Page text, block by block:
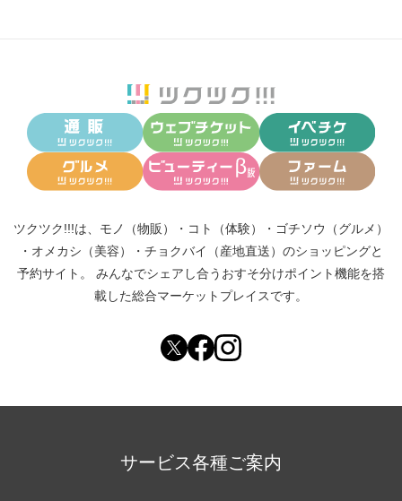
ツクツク!!!は、 モノ（物販） ・ コト（体験） ・ ゴチソウ（グルメ）
・ オメカシ（美容） ・ チョクバイ（産地直送） のショッピングと
予約サイト。
みんなでシェアし合う おすそ分けポイント機能を搭
載した総合マーケットプレイスです。
サービス各種ご案内